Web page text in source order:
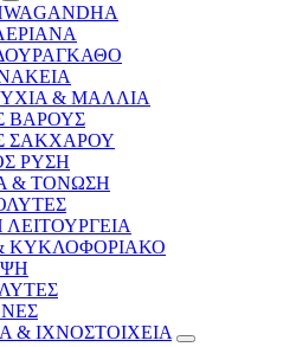
& ΜΑΛΛΙΑ
ΒΑΡΟΥΣ
ΣΑΚΧΑΡΟΥ
ΡΥΣΗ
& ΤΟΝΩΣΗ
ΚΥΚΛΟΦΟΡΙΑΚΟ
& ΙΧΝΟΣΤΟΙΧΕΙΑ